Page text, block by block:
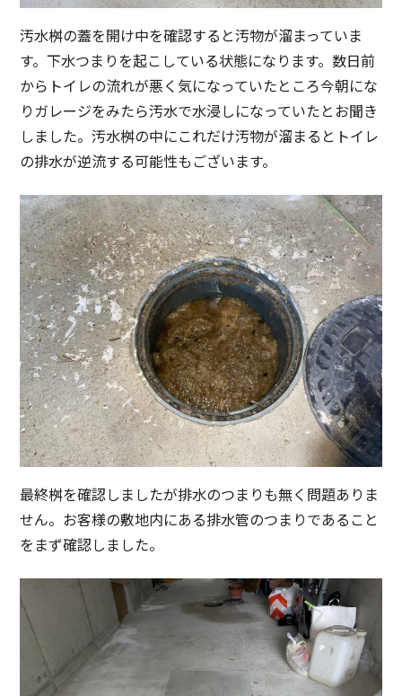
汚水桝の蓋を開け中を確認すると汚物が溜まっていま
す。下水つまりを起こしている状態になります。数日前
からトイレの流れが悪く気になっていたところ今朝にな
りガレージをみたら汚水で水浸しになっていたとお聞き
しました。汚水桝の中にこれだけ汚物が溜まるとトイレ
の排水が逆流する可能性もございます。
最終桝を確認しましたが排水のつまりも無く問題ありま
せん。お客様の敷地内にある排水管のつまりであること
をまず確認しました。